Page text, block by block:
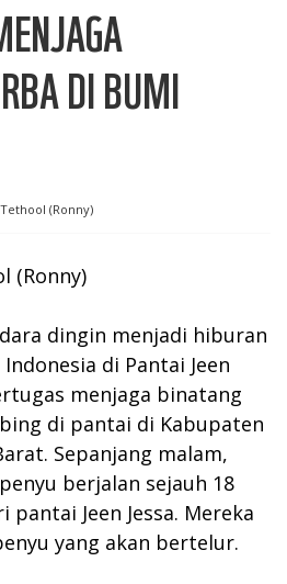
DI BUMI
(Ronny)
(Ronny)
dingin menjadi hiburan
di Pantai Jeen
menjaga binatang
di pantai di Kabupaten
Sepanjang malam,
berjalan sejauh 18
Jeen Jessa. Mereka
yang akan bertelur.